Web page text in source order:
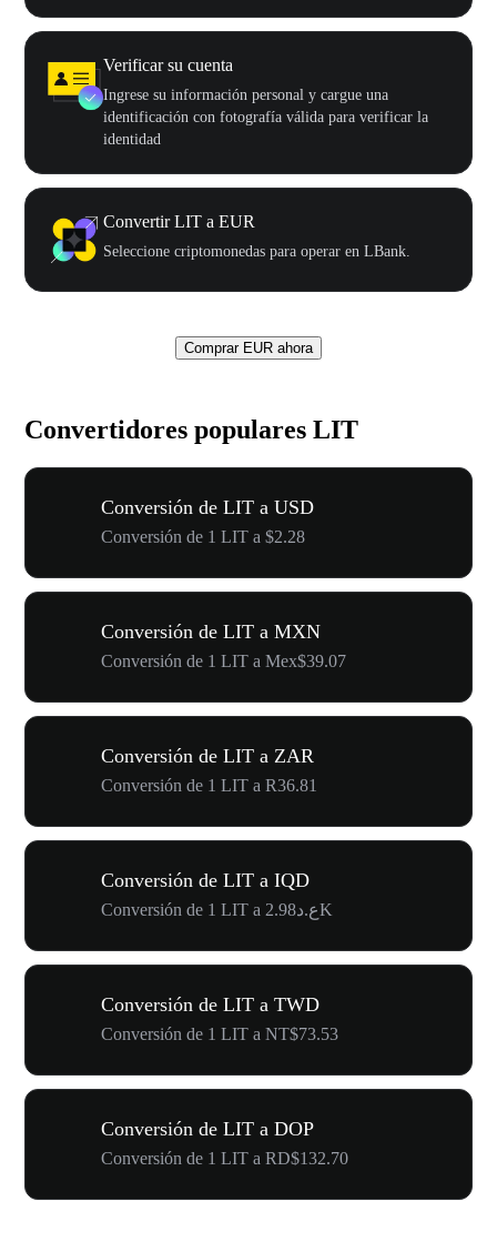
Verificar su cuenta
Ingrese su información personal y cargue una
identificación con fotografía válida para verificar la
identidad
Convertir LIT a EUR
Seleccione criptomonedas para operar en LBank.
Comprar EUR ahora
Convertidores populares LIT
Conversión de LIT a USD
Conversión de 1 LIT a $2.28
Conversión de LIT a MXN
Conversión de 1 LIT a Mex$39.07
Conversión de LIT a ZAR
Conversión de 1 LIT a R36.81
Conversión de LIT a IQD
Conversión de 1 LIT a ع.د2.98K
Conversión de LIT a TWD
Conversión de 1 LIT a NT$73.53
Conversión de LIT a DOP
Conversión de 1 LIT a RD$132.70